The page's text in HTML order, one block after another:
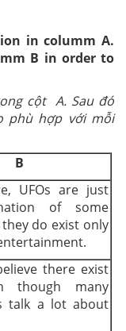
in columm A.
B in order to
cột A. Sau đó
phù hợp với mỗi
B
UFOs are just
of some
do exist only
there exist
though many
talk a lot about